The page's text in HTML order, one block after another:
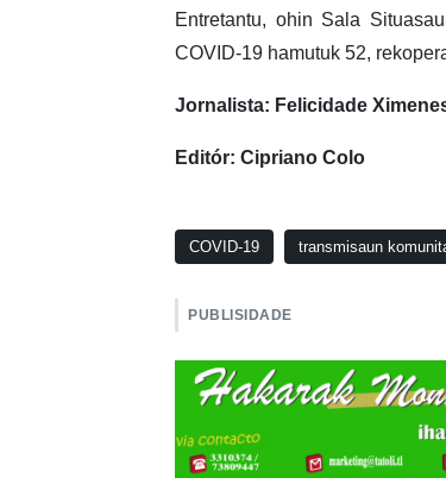
Entretantu, ohin Sala
COVID-19 hamutuk 52,
Jornalista: Felicidade
Editór: Cipriano Colo
COVID-19 transmisaun
PUBLISIDADE